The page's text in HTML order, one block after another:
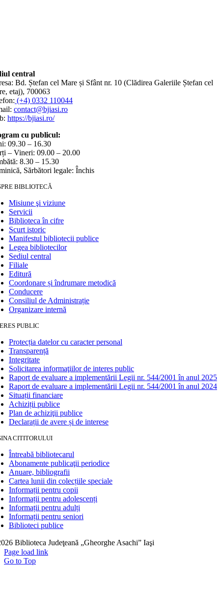
central
Bd. Ștefan cel Mare și Sfânt nr. 10 (Clădirea Galeriile Ștefan cel
etaj), 700063
(+4) 0332 110044
contact@bjiasi.ro
https://bjiasi.ro/
cu publicul:
09.30 – 16.30
– Vineri: 09.00 – 20.00
8.30 – 15.30
Sărbători legale: Închis
BIBLIOTECĂ
Misiune şi viziune
Servicii
Biblioteca în cifre
Scurt istoric
Manifestul bibliotecii publice
Legea bibliotecilor
Sediul central
Filiale
Editură
Coordonare și îndrumare metodică
Conducere
Consiliul de Administrație
Organizare internă
PUBLIC
Protecția datelor cu caracter personal
Transparență
Integritate
Solicitarea informaţiilor de interes public
Raport de evaluare a implementării Legii nr. 544/2001 în anul 2025
Raport de evaluare a implementării Legii nr. 544/2001 în anul 2024
Situații financiare
Achiziții publice
Plan de achiziţii publice
Declarații de avere și de interese
CITITORULUI
Întreabă bibliotecarul
Abonamente publicaţii periodice
Anuare, bibliografii
Cartea lunii din colecțiile speciale
Informații pentru copii
Informații pentru adolescenți
Informații pentru adulți
Informații pentru seniori
Biblioteci publice
Biblioteca Judeţeană „Gheorghe Asachi” Iaşi
Page load link
Go to Top